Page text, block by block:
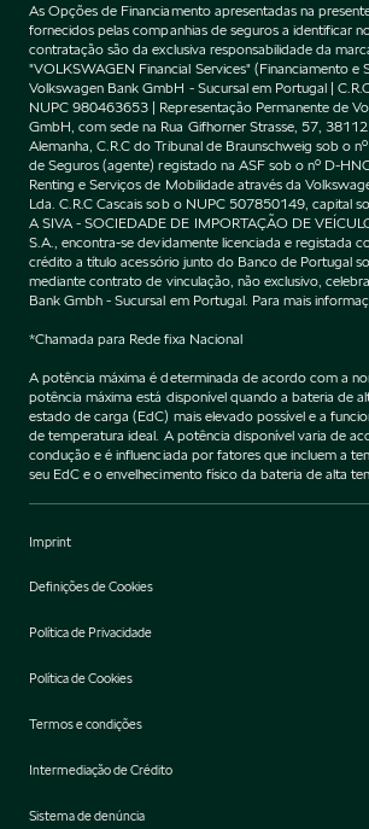
As Opções de Financiamento apresentadas na
fornecidos pelas companhias de seguros a identificar
contratação são da exclusiva responsabilidade da
"VOLKSWAGEN Financial Services" (Financiamento e
Volkswagen Bank GmbH - Sucursal em Portugal |
NUPC 980463653 | Representação Permanente de
GmbH, com sede na Rua Gifhorner Strasse, 57,
Alemanha, C.R.C do Tribunal de Braunschweig sob o
de Seguros (agente) registado na ASF sob o nº D-
Renting e Serviços de Mobilidade através da
Lda. C.R.C Cascais sob o NUPC 507850149, capital
A SIVA - SOCIEDADE DE IMPORTAÇÃO DE
S.A., encontra-se devidamente licenciada e registada
crédito a título acessório junto do Banco de Portugal
mediante contrato de vinculação, não exclusivo,
Bank Gmbh - Sucursal em Portugal. Para mais
*Chamada para Rede fixa Nacional
A potência máxima é determinada de acordo com a
potência máxima está disponível quando a bateria de
estado de carga (EdC) mais elevado possível e a
de temperatura ideal. A potência disponível varia de
condução e é influenciada por fatores que incluem a
seu EdC e o envelhecimento físico da bateria de alta
Imprint
Definições de Cookies
Política de Privacidade
Política de Cookies
Termos e condições
Intermediação de Crédito
Sistema de denúncia